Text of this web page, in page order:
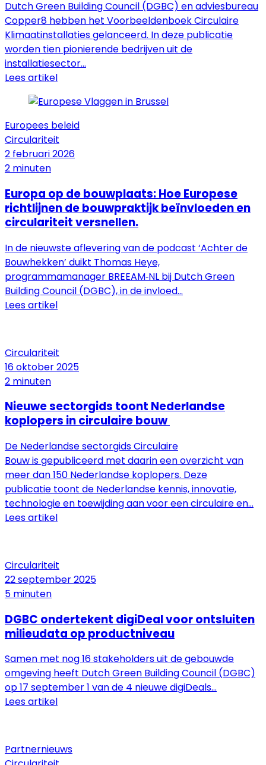
Dutch Green Building Council (DGBC) en adviesbureau
Copper8 hebben het Voorbeeldenboek Circulaire
Klimaatinstallaties gelanceerd. In deze publicatie
worden tien pionierende bedrijven uit de
installatiesector...
Lees artikel
Europees beleid
Circulariteit
2 februari 2026
2 minuten
Europa op de bouwplaats: Hoe Europese
richtlijnen de bouwpraktijk beïnvloeden en
circulariteit versnellen.
In de nieuwste aflevering van de podcast ‘Achter de
Bouwhekken’ duikt Thomas Heye,
programmamanager BREEAM‑NL bij Dutch Green
Building Council (DGBC), in de invloed...
Lees artikel
Circulariteit
16 oktober 2025
2 minuten
Nieuwe sectorgids toont Nederlandse
koplopers in circulaire bouw
De Nederlandse sectorgids Circulaire
Bouw is gepubliceerd met daarin een overzicht van
meer dan 150 Nederlandse koplopers. Deze
publicatie toont de Nederlandse kennis, innovatie,
technologie en toewijding aan voor een circulaire en...
Lees artikel
Circulariteit
22 september 2025
5 minuten
DGBC ondertekent digiDeal voor ontsluiten
milieudata op productniveau
Samen met nog 16 stakeholders uit de gebouwde
omgeving heeft Dutch Green Building Council (DGBC)
op 17 september 1 van de 4 nieuwe digiDeals...
Lees artikel
Partnernieuws